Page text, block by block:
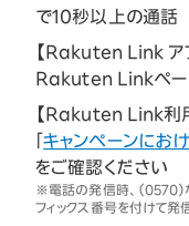
で10秒以上の通話
【Rakuten Link ア
Rakuten Linkペー
【Rakuten Link利
「キャンペーンに
をご確認ください
※電話の発信時、（0570
フィックス番号を付けて発